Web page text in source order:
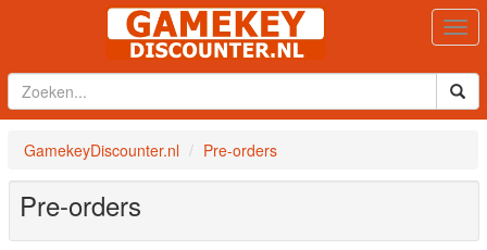
GamekeyDiscounter.nl Pre-orders
Pre-orders